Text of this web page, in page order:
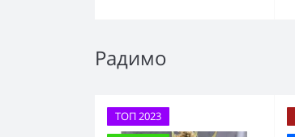
Радимо
ТОП 2023